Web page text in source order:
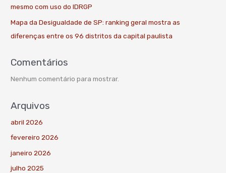
mesmo com uso do IDRGP
Mapa da Desigualdade de SP: ranking geral mostra as
diferenças entre os 96 distritos da capital paulista
Comentários
Nenhum comentário para mostrar.
Arquivos
abril 2026
fevereiro 2026
janeiro 2026
julho 2025